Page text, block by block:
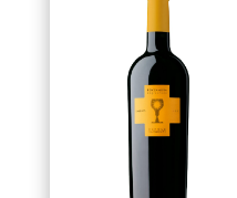
était :
45,00€.